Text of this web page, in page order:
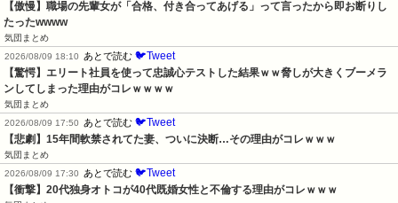
【傲慢】職場の先輩女が「合格、付き合ってあげる」って言ったから即お断りし
たったwwww
気団まとめ
2026/08/09 18:10
あとで読む 🐦Tweet
【驚愕】エリート社員を使って忠誠心テストした結果ｗｗ脅しが大きくブーメラ
ンしてしまった理由がコレｗｗｗｗ
気団まとめ
2026/08/09 17:50
あとで読む 🐦Tweet
【悲劇】15年間軟禁されてた妻、ついに決断…その理由がコレｗｗｗ
気団まとめ
2026/08/09 17:30
あとで読む 🐦Tweet
【衝撃】20代独身オトコが40代既婚女性と不倫する理由がコレｗｗｗ